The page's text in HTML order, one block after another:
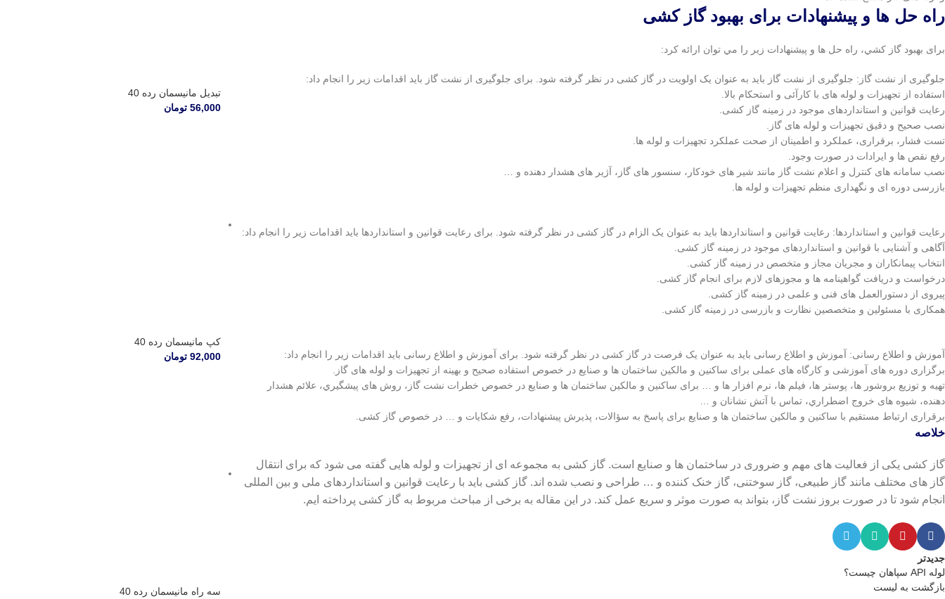
راه حل ها و پيشنهادات برای بهبود گاز كشی
برای بهبود گاز كشي، راه حل ها و پيشنهادات زير را مي توان ارائه كرد:
جلوگیری از نشت گاز: جلوگیری از نشت گاز باید به عنوان یک اولویت در گاز کشی در نظر گرفته شود. برای جلوگیری از نشت گاز باید اقدامات زیر را انجام داد:
استفاده از تجهیزات و لوله های با کارآئی و استحکام بالا.
رعایت قوانین و استانداردهای موجود در زمینه گاز کشی.
نصب صحيح و دقيق تجهيزات و لوله های گاز.
تست فشار، برقراری، عملکرد و اطمینان از صحت عملکرد تجهیزات و لوله ها.
رفع نقص ها و ایرادات در صورت وجود.
نصب سامانه های کنترل و اعلام نشت گاز مانند شیر های خودکار، سنسور های گاز، آژیر های هشدار دهنده و …
بازرسی دوره ای و نگهداری منظم تجهیزات و لوله ها.
رعایت قوانین و استانداردها: رعایت قوانین و استانداردها باید به عنوان یک الزام در گاز کشی در نظر گرفته شود. برای رعایت قوانین و استانداردها باید اقدامات زیر را انجام داد:
آگاهی و آشنایی با قوانین و استانداردهای موجود در زمینه گاز کشی.
انتخاب پیمانکاران و مجریان مجاز و متخصص در زمینه گاز کشی.
درخواست و دریافت گواهینامه ها و مجوزهای لازم برای انجام گاز کشی.
پیروی از دستورالعمل های فنی و علمی در زمینه گاز کشی.
همکاری با مسئولین و متخصصین نظارت و بازرسی در زمینه گاز کشی.
آموزش و اطلاع رسانی: آموزش و اطلاع رسانی باید به عنوان یک فرصت در گاز کشی در نظر گرفته شود. برای آموزش و اطلاع رسانی باید اقدامات زیر را انجام داد:
برگزاری دوره های آموزشی و کارگاه های عملی برای ساکنین و مالکین ساختمان ها و صنایع در خصوص استفاده صحيح و بهينه از تجهيزات و لوله های گاز.
تهیه و توزیع بروشور ها، پوستر ها، فیلم ها، نرم افزار ها و … برای ساکنین و مالکین ساختمان ها و صنایع در خصوص خطرات نشت گاز، روش های پيشگيري، علائم هشدار
دهنده، شيوه های خروج اضطراري، تماس با آتش نشانان و …
برقراری ارتباط مستقیم با ساکنین و مالکین ساختمان ها و صنایع برای پاسخ به سؤالات، پذیرش پيشنهادات، رفع شكایات و … در خصوص گاز کشی.
خلاصه
گاز کشی یکی از فعالیت های مهم و ضروری در ساختمان ها و صنایع است. گاز کشی به مجموعه ای از تجهیزات و لوله هایی گفته می شود که برای انتقال
گاز های مختلف مانند گاز طبیعی، گاز سوختنی، گاز خنک کننده و … طراحی و نصب شده اند. گاز کشی باید با رعایت قوانین و استانداردهای ملی و بین المللی
انجام شود تا در صورت بروز نشت گاز، بتواند به صورت موثر و سریع عمل کند. در این مقاله به برخی از مباحث مربوط به گاز کشی پرداخته ایم.
جدیدتر
لوله API سپاهان چیست؟
بازگشت به لیست
تبدیل مانیسمان رده 40
56,000 تومان
کپ مانیسمان رده 40
92,000 تومان
سه راه مانیسمان رده 40